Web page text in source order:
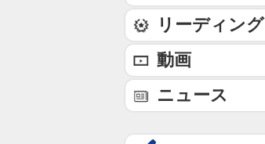
リーディング
動画
ニュース